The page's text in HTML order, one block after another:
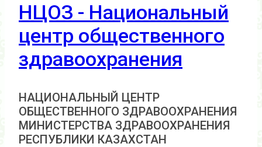
НЦОЗ - Национальный
центр общественного
здравоохранения
НАЦИОНАЛЬНЫЙ ЦЕНТР
ОБЩЕСТВЕННОГО ЗДРАВООХРАНЕНИЯ
МИНИСТЕРСТВА ЗДРАВООХРАНЕНИЯ
РЕСПУБЛИКИ КАЗАХСТАН